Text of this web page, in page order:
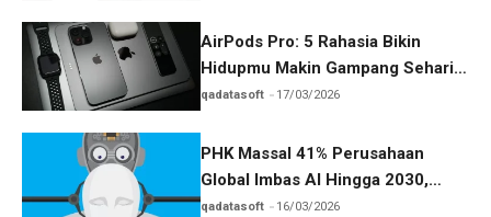
AirPods Pro: 5 Rahasia Bikin
Hidupmu Makin Gampang Sehari-
hari
qadatasoft 17/03/2026
PHK Massal 41% Perusahaan
Global Imbas AI Hingga 2030,
Benarkah?
qadatasoft 16/03/2026